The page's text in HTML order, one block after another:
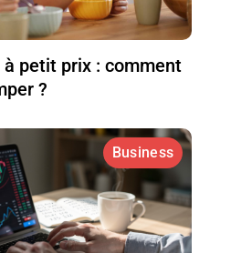
petit prix : comment
?
Business